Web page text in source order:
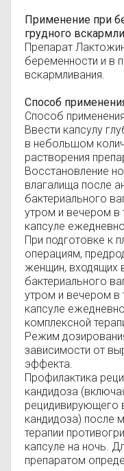
Применение при
грудного
Препарат
беременности и в
вскармливания.
Способ
Способ
Ввести капсулу
в небольшом
растворения
Восстановление
влагалища после
бактериального
утром и вечером в
капсуле
При подготовке к
операциям,
женщин, входящих
бактериального
утром и вечером в
капсуле
комплексной
Режим
зависимости от
эффекта.
Профилактика
кандидоза
рецидивирующего
кандидоза) после
терапии
капсуле на ночь.
препаратом